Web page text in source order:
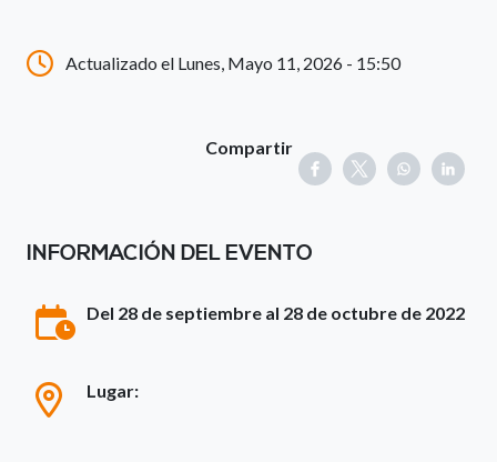
Actualizado el Lunes, Mayo 11, 2026 - 15:50
Compartir
INFORMACIÓN DEL EVENTO
Del 28 de septiembre al 28 de octubre de 2022
Lugar: